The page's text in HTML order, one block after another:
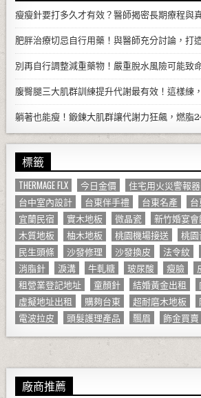
瘦瘦針要打多久才有效？醫師揭密長期療程與
肥胖治療切忌自行用藥！與醫師充分討論，打
別再自行調整減重藥物！嚴重脫水風險可能致
腹臀腿三大肌群訓練提升代謝最有效！這樣練
躺著也能瘦！鍛鍊大肌群讓代謝力狂飆，燃脂
標籤
THERMAGE FLX 今日金價 住宅用火災警報器
台中室內設計
台東伴手禮 台東名產
宜蘭民宿
實木地板 微晶瓷 新竹婚宴
木質地板
柚木地板 桃園機場接送 桃
民生頭條
沙發修理 沙發換皮 法令紋
消脂針
淚溝 牛軋糖 玻尿酸 瘦臉
租營業登記地址
童顏針 結婚黃金出租
虛擬地址出租
購夠台東 超耐磨木地板
電波拉皮
頭髮護理產品 飄眉 飾金買賣
廠商推薦